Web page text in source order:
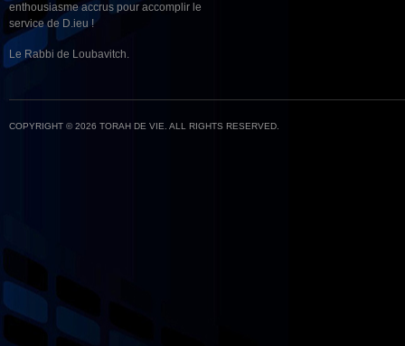
enthousiasme accrus pour accomplir le
service de D.ieu !
Le Rabbi de Loubavitch.
COPYRIGHT © 2026 TORAH DE VIE. ALL RIGHTS RESERVED.